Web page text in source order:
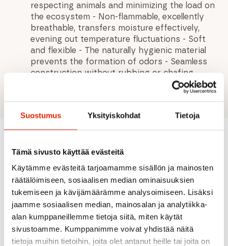
Suostumus Yksityiskohdat Tietoja
Tämä sivusto käyttää evästeitä
Käytämme evästeitä tarjoamamme sisällön ja mainosten
räätälöimiseen, sosiaalisen median ominaisuuksien
tukemiseen ja kävijämäärämme analysoimiseen. Lisäksi
jaamme sosiaalisen median, mainosalan ja analytiikka-
alan kumppaneillemme tietoja siitä, miten käytät
sivustoamme. Kumppanimme voivat yhdistää näitä
tietoja muihin tietoihin, joita olet antanut heille tai joita on
respecting animals and minimizing the load on
the ecosystem - Non-flammable, excellently
breathable, transfers moisture effectively,
evening out temperature fluctuations - Soft
and flexible - The naturally hygienic material
prevents the formation of odors - Seamless
construction without rubbing or chafing
Recommended for you